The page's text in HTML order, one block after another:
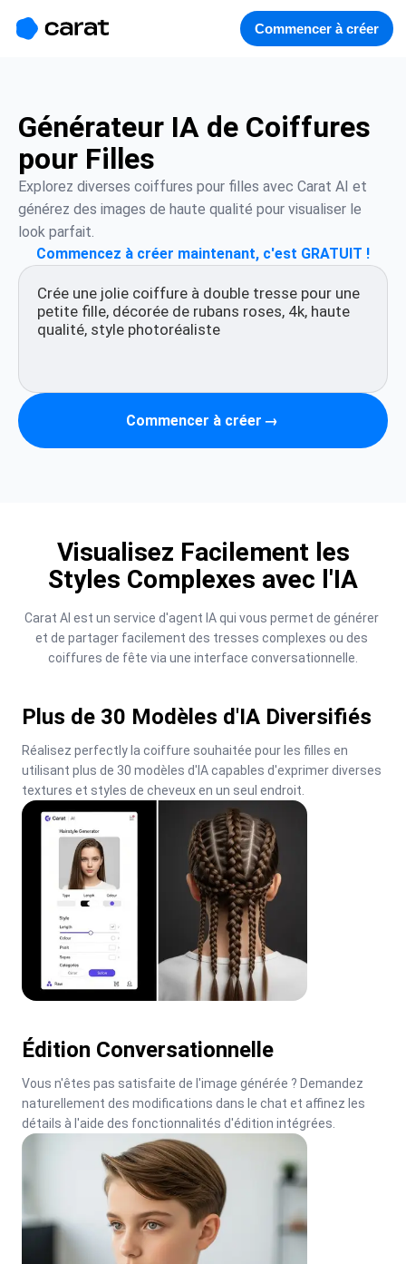
소개
Commencer à créer
Générateur IA de Coiffures
pour Filles
Explorez diverses coiffures pour filles avec Carat AI et
générez des images de haute qualité pour visualiser le
look parfait.
Commencez à créer maintenant, c'est GRATUIT !
Commencer à créer →
Visualisez Facilement les
Styles Complexes avec l'IA
Carat AI est un service d'agent IA qui vous permet de générer
et de partager facilement des tresses complexes ou des
coiffures de fête via une interface conversationnelle.
Plus de 30 Modèles d'IA Diversifiés
Réalisez perfectly la coiffure souhaitée pour les filles en
utilisant plus de 30 modèles d'IA capables d'exprimer diverses
textures et styles de cheveux en un seul endroit.
Édition Conversationnelle
Vous n'êtes pas satisfaite de l'image générée ? Demandez
naturellement des modifications dans le chat et affinez les
détails à l'aide des fonctionnalités d'édition intégrées.